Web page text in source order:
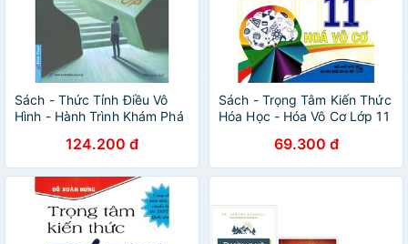
Sách - Thức Tỉnh Điều Vô
Hình - Hành Trình Khám Phá
124.200 đ
Sách - Trọng Tâm Kiến Thức
Hóa Học - Hóa Vô Cơ Lớp 11
69.300 đ